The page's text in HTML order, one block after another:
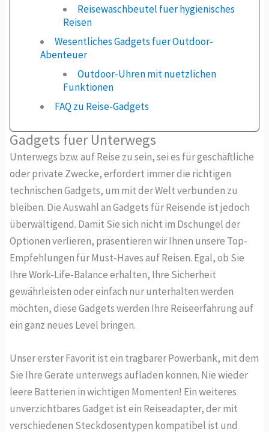
Reisewaschbeutel fuer hygienisches
Reisen
Wesentliches Gadgets fuer Outdoor-
Abenteuer
Outdoor-Uhren mit nuetzlichen
Funktionen
FAQ zu Reise-Gadgets
Gadgets fuer Unterwegs
Unterwegs bzw. auf Reise zu sein, sei es für geschäftliche
oder private Zwecke, erfordert immer die richtigen
technischen Gadgets, um mit der Welt verbunden zu
bleiben. Die Auswahl an Gadgets für Reisende ist jedoch
überwältigend. Damit Sie sich nicht im Dschungel der
Optionen verlieren, präsentieren wir Ihnen unsere Top-
Empfehlungen für Must-Haves auf Reisen. Egal, ob Sie
Ihre Work-Life-Balance erhalten, Ihre Sicherheit
gewährleisten oder einfach nur unterhalten werden
möchten, diese Gadgets werden Ihre Reiseerfahrung auf
ein ganz neues Level bringen.
Unser erster Favorit ist ein tragbarer Powerbank, mit dem
Sie Ihre Geräte unterwegs aufladen können. Nie wieder
leere Batterien in wichtigen Momenten! Ein weiteres
unverzichtbares Gadget ist ein Reiseadapter, der mit
verschiedenen Steckdosentypen kompatibel ist und